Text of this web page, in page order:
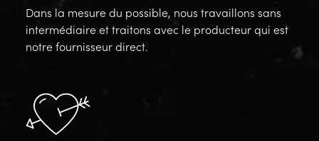
Dans la mesure du possible, nous travaillons sans
intermédiaire et traitons avec le producteur qui est
notre fournisseur direct.